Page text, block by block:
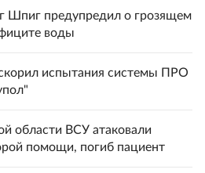
Шпиг предупредил о грозящем
воды
испытания системы ПРО
области ВСУ атаковали
помощи, погиб пациент